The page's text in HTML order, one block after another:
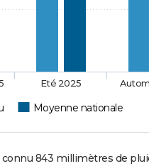
Moyenne nationale
Eté 2025
843 millimètres de